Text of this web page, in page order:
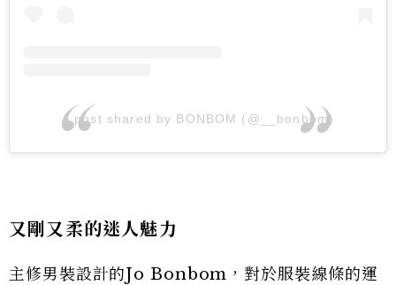
A post shared by BONBOM (@__bonbom)
又剛又柔的迷人魅力
主修男裝設計的Jo Bonbom，對於服裝線條的運